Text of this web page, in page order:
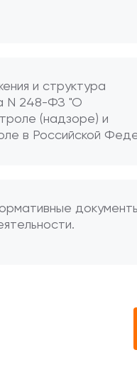
и структура
N 248-ФЗ "О
(надзоре) и
в Российской